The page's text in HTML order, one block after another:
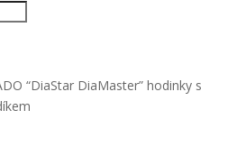
“DiaStar DiaMaster” hodinky s